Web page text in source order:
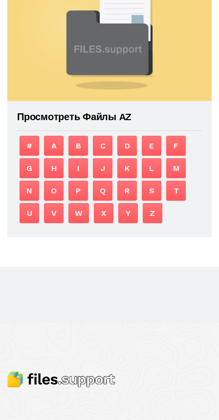
Просмотреть Файлы AZ
# A B C D E F
G H I J K L M
N O P Q R S T
U V W X Y Z